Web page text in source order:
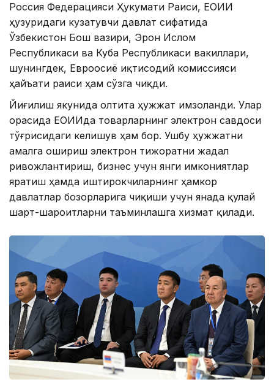
Россия Федерацияси Ҳукумати Раиси, ЕОИИ
ҳузуридаги кузатувчи давлат сифатида
Ўзбекистон Бош вазири, Эрон Ислом
Республикаси ва Куба Республикаси вакиллари,
шунингдек, Евроосиё иқтисодий комиссияси
ҳайъати раиси ҳам сўзга чиқди.
Йиғилиш якунида олтита ҳужжат имзоланди. Улар
орасида ЕОИИда товарларнинг электрон савдоси
тўғрисидаги келишув ҳам бор. Ушбу ҳужжатни
амалга ошириш электрон тижоратни жадал
ривожлантириш, бизнес учун янги имкониятлар
яратиш ҳамда иштирокчиларнинг ҳамкор
давлатлар бозорларига чиқиши учун янада қулай
шарт-шароитларни таъминлашга хизмат қилади.